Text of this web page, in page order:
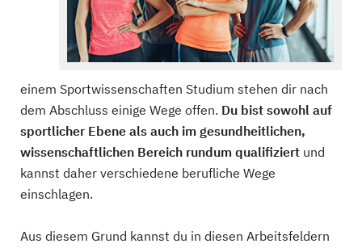
einem Sportwissenschaften Studium stehen dir nach
dem Abschluss einige Wege offen. Du bist sowohl auf
sportlicher Ebene als auch im gesundheitlichen,
wissenschaftlichen Bereich rundum qualifiziert und
kannst daher verschiedene berufliche Wege
einschlagen.
Aus diesem Grund kannst du in diesen Arbeitsfeldern